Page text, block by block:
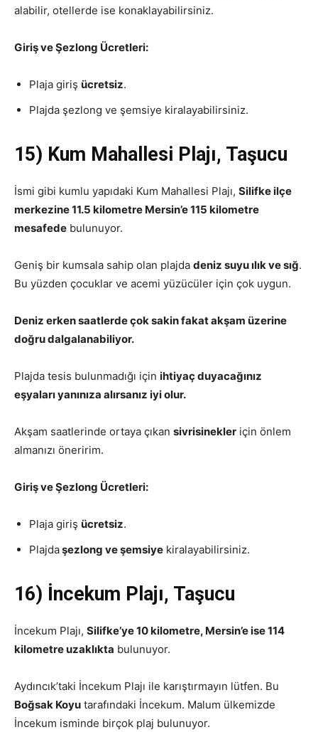
alabilir, otellerde ise konaklayabilirsiniz.
Giriş ve Şezlong Ücretleri:
Plaja giriş ücretsiz.
Plajda şezlong ve şemsiye kiralayabilirsiniz.
15) Kum Mahallesi Plajı, Taşucu
İsmi gibi kumlu yapıdaki Kum Mahallesi Plajı, Silifke ilçe
merkezine 11.5 kilometre Mersin’e 115 kilometre
mesafede bulunuyor.
Geniş bir kumsala sahip olan plajda deniz suyu ılık ve sığ.
Bu yüzden çocuklar ve acemi yüzücüler için çok uygun.
Deniz erken saatlerde çok sakin fakat akşam üzerine
doğru dalgalanabiliyor.
Plajda tesis bulunmadığı için ihtiyaç duyacağınız
eşyaları yanınıza alırsanız iyi olur.
Akşam saatlerinde ortaya çıkan sivrisinekler için önlem
almanızı öneririm.
Giriş ve Şezlong Ücretleri:
Plaja giriş ücretsiz.
Plajdaşezlong ve şemsiye kiralayabilirsiniz.
16) İncekum Plajı, Taşucu
İncekum Plajı, Silifke’ye 10 kilometre, Mersin’e ise 114
kilometre uzaklıkta bulunuyor.
Aydıncık’taki İncekum Plajı ile karıştırmayın lütfen. Bu
Boğsak Koyu tarafındaki İncekum. Malum ülkemizde
İncekum isminde birçok plaj bulunuyor.